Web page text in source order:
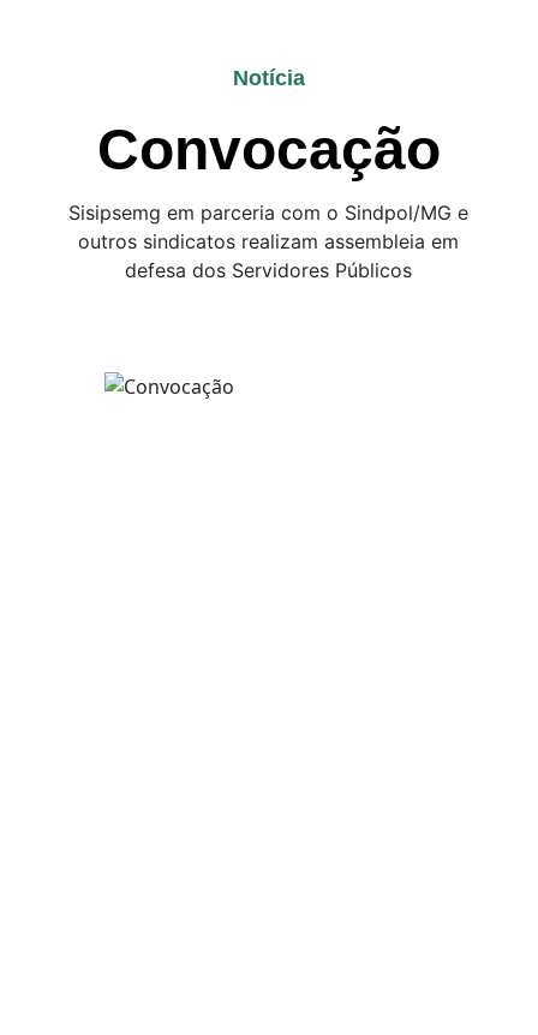
Notícia
Convocação
Sisipsemg em parceria com o Sindpol/MG e
outros sindicatos realizam assembleia em
defesa dos Servidores Públicos